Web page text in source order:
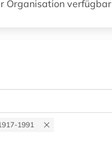
Organisation verfügbar
1991